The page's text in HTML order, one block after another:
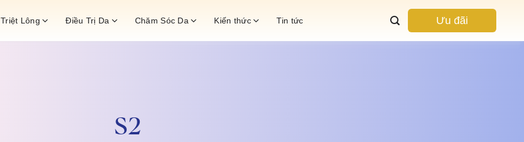
Triệt Lông Điều Trị Da Chăm Sóc Da Kiến thức Tin tức Ưu đãi
S2